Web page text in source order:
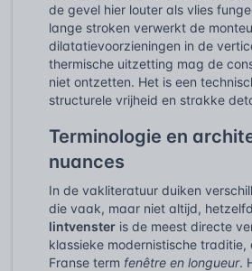
de gevel hier louter als vlies
lange stroken verwerkt de
dilatatievoorzieningen in de
thermische uitzetting mag de
niet ontzetten. Het is een
structurele vrijheid en strakke
Terminologie en
nuances
In de vakliteratuur duiken
die vaak, maar niet altijd,
lintvenster is de meest directe
klassieke modernistische
Franse term fenêtre en longueur.